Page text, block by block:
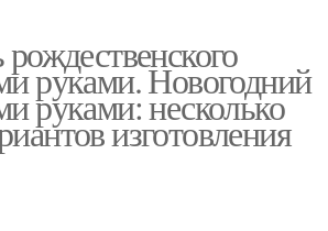
руками. Новогодний
руками: несколько
изготовления